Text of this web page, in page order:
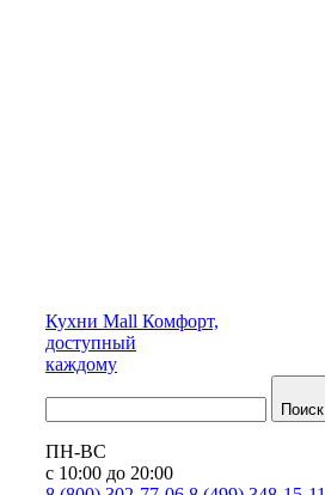
Кухни Mall Комфорт,
доступный
каждому
Поиск
ПН-ВС
с 10:00 до 20:00